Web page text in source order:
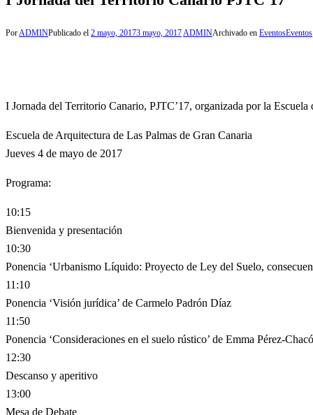
PorADMINPublicado el 2 mayo, 20173 mayo, 2017ADMINArchivado en EventosEventos
I Jornada del Territorio Canario, PJTC’17, organizada por la
Escuela de Arquitectura de Las Palmas de Gran Canaria
Jueves 4 de mayo de 2017
Programa:
10:15
Bienvenida y presentación
10:30
Ponencia ‘Urbanismo Líquido: Proyecto de Ley del Suelo,
11:10
Ponencia ‘Visión jurídica’ de Carmelo Padrón Díaz
11:50
Ponencia ‘Consideraciones en el suelo rústico’ de Emma Pérez-
12:30
Descanso y aperitivo
13:00
Mesa de Debate